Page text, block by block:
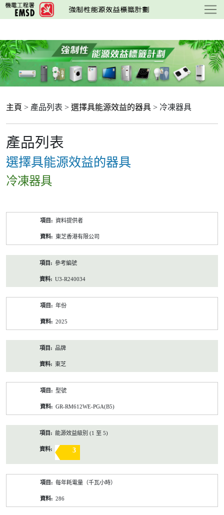
跳
至
要
內
容
主頁 > 產品列表 > 選擇具能源效益的器具 > 冷凍器具
產品列表
選擇具能源效益的器具
冷凍器具
資料提供者
東芝香港有限公司
參考編號
U3-R240034
年份
2025
品牌
東芝
型號
GR-RM612WE-PGA(B5)
能源效益級別 (1 至 5)
3
每年耗電量（千瓦小時）
286